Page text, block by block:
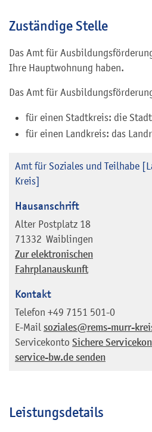
Zuständige Stelle
Das Amt für
Ihre Hauptwohnung haben.
Das Amt für
für einen Stadtkreis: die
für einen Landkreis: das
Amt für Soziales und Teilhabe
Kreis]
Hausanschrift
Alter Postplatz 18
71332 Waiblingen
Zur elektronischen
Fahrplanauskunft
Kontakt
Telefon +49 7151 501-0
E-Mail soziales@rems-murr-
Servicekonto Sichere
service-bw.de senden
Leistungsdetails